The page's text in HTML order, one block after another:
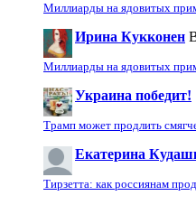
Миллиарды на ядовитых
Ирина Кукконен
Миллиарды на ядовитых
Украина победит!
Трамп может продлить
Екатерина
Тирзетта: как россиянам